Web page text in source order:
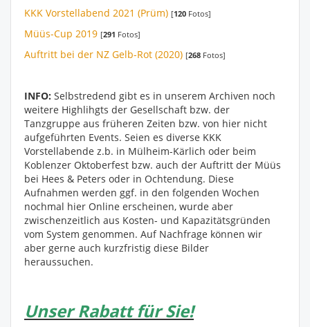
KKK Vorstellabend 2021 (Prüm) [120 Fotos]
Müüs-Cup 2019 [291 Fotos]
Auftritt bei der NZ Gelb-Rot (2020) [268 Fotos]
INFO: Selbstredend gibt es in unserem Archiven noch
weitere Highlihgts der Gesellschaft bzw. der
Tanzgruppe aus früheren Zeiten bzw. von hier nicht
aufgeführten Events. Seien es diverse KKK
Vorstellabende z.b. in Mülheim-Kärlich oder beim
Koblenzer Oktoberfest bzw. auch der Auftritt der Müüs
bei Hees & Peters oder in Ochtendung. Diese
Aufnahmen werden ggf. in den folgenden Wochen
nochmal hier Online erscheinen, wurde aber
zwischenzeitlich aus Kosten- und Kapazitätsgründen
vom System genommen. Auf Nachfrage können wir
aber gerne auch kurzfristig diese Bilder
heraussuchen.
Unser Rabatt für Sie!